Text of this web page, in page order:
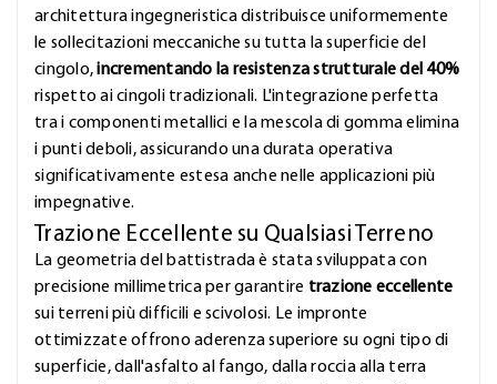
architettura ingegneristica distribuisce uniformemente
le sollecitazioni meccaniche su tutta la superficie del
cingolo,incrementando la resistenza strutturale del 40%
rispetto ai cingoli tradizionali. L'integrazione perfetta
tra i componenti metallici e la mescola di gomma elimina
i punti deboli, assicurando una durata operativa
significativamente estesa anche nelle applicazioni più
impegnative.
Trazione Eccellente su Qualsiasi Terreno
La geometria del battistrada è stata sviluppata con
precisione millimetrica per garantire trazione eccellente
sui terreni più difficili e scivolosi. Le impronte
ottimizzate offrono aderenza superiore su ogni tipo di
superficie, dall'asfalto al fango, dalla roccia alla terra